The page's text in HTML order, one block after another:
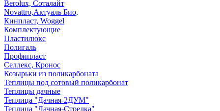
Berolux, Соталайт
Novattro,Актуаль Био,
Кинпласт, Woggel
Комплектующие
Пластилюкс
Полигаль
Профипласт
Селлекс, Кронос
Козырьки из поликарбоната
Теплицы под сотовый поликарбонат
Теплицы дачные
Теплица "Дачная-2ДУМ"
Теплица "Дачная-Стрелка"